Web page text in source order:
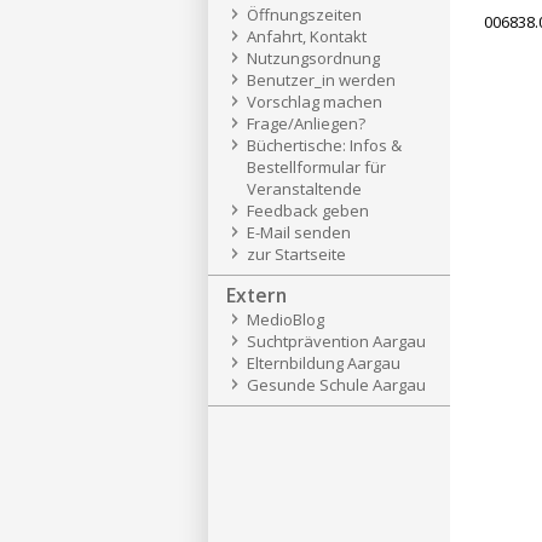
Öffnungszeiten
Anfahrt, Kontakt
Nutzungsordnung
Benutzer_in werden
Vorschlag machen
Frage/Anliegen?
Büchertische: Infos &
Bestellformular für
Veranstaltende
Feedback geben
E-Mail senden
zur Startseite
Extern
MedioBlog
Suchtprävention Aargau
Elternbildung Aargau
Gesunde Schule Aargau